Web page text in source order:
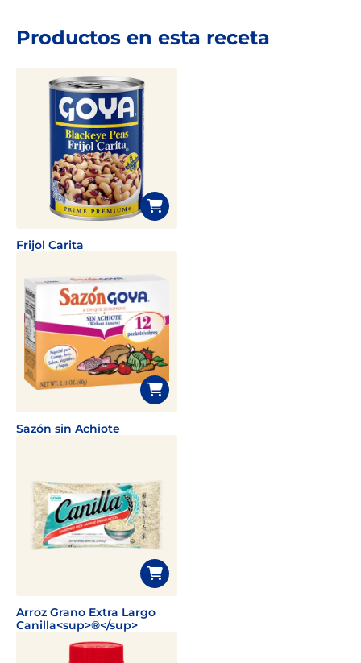
Productos en esta receta
Frijol Carita
Sazón sin Achiote
Arroz Grano Extra Largo
Canilla<sup>®</sup>